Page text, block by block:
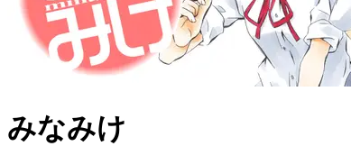
みなみけ